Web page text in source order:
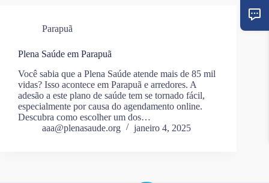
Parapuã
Plena Saúde em Parapuã
Você sabia que a Plena Saúde atende mais de 85 mil
vidas? Isso acontece em Parapuã e arredores. A
adesão a este plano de saúde tem se tornado fácil,
especialmente por causa do agendamento online.
Descubra como escolher um dos…
aaa@plenasaude.org
janeiro 4, 2025